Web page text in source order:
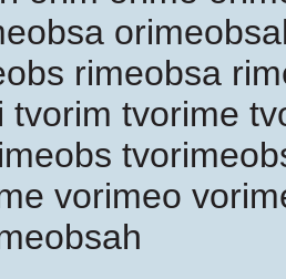
rimeobsa
tvorim tvorime
vorimeo